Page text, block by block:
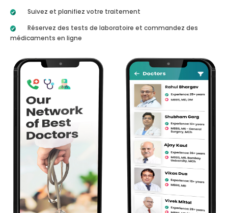
Suivez et planifiez votre traitement
Réservez des tests de laboratoire et commandez des
médicaments en ligne